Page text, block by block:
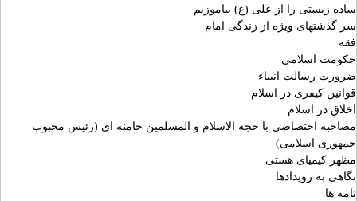
ساده زیستی را از علی (ع) بیاموزیم
سر گذشتهای ویژه از زندگی امام
فقه
حکومت اسلامی
ضرورت رسالت انبیاء
قوانین کیفری در اسلام
اخلاق در اسلام
مصاحبه اختصاصی با حجه الاسلام و المسلمین خامنه ای (رئیس محبوب
جمهوری اسلامی)
مظهر کیمیای هستی
نگاهی به رویدادها
نامه ها